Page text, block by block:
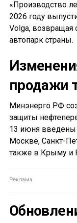
«Производство
2026 году
Volga, возвращая
автопарк страны.
продажи
Минэнерго РФ
защиты
13 июня введены
Москве, Санкт-
также в Крыму и